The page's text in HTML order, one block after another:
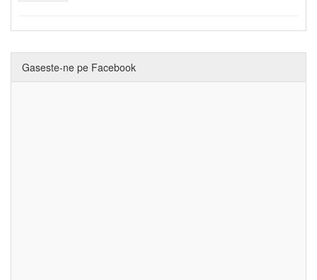
Gaseste-ne pe Facebook